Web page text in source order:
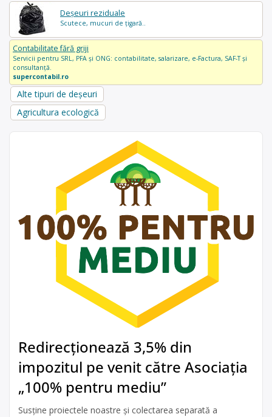
Deșeuri reziduale
Scutece, mucuri de țigară..
Contabilitate fără griji
Servicii pentru SRL, PFA și ONG: contabilitate, salarizare, e-Factura, SAF-T și
consultanță.
supercontabil.ro
Alte tipuri de deșeuri
Agricultura ecologică
Redirecționează 3,5% din
impozitul pe venit către Asociația
„100% pentru mediu”
Susține proiectele noastre și colectarea separată a